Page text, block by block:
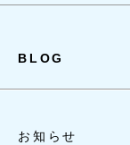
BLOG
お知らせ